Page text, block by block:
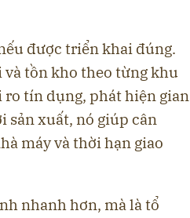
được triển khai đúng.
tồn kho theo từng khu
ro tín dụng, phát hiện gian
sản xuất, nó giúp cân
máy và thời hạn giao
nhanh hơn, mà là tổ